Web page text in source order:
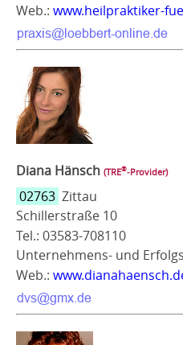
Web.: www.heilpraktiker-
Diana Hänsch (TRE®‑Provider)
02763 Zittau
Schillerstraße 10
Tel.: 03583-708110
Unternehmens- und
Web.: